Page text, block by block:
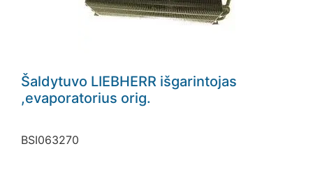
Šaldytuvo LIEBHERR išgarintojas
,evaporatorius orig.
BSI063270